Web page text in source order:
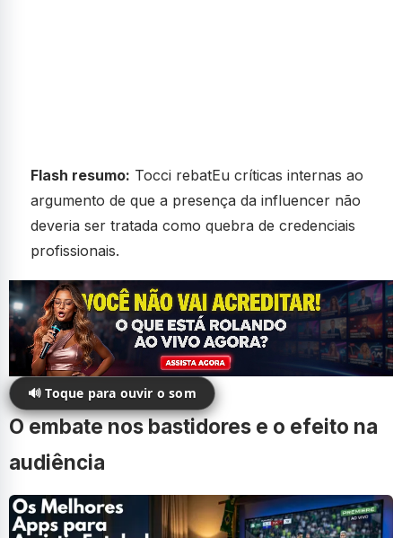
Flash resumo: Tocci rebatEu críticas internas ao
argumento de que a presença da influencer não
deveria ser tratada como quebra de credenciais
profissionais.
🔊 Toque para ouvir o som
O embate nos bastidores e o efeito na
audiência